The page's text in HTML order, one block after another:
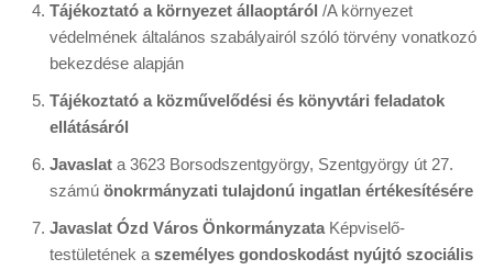
Tájékoztató a környezet állaoptáról /A környezet
védelmének általános szabályairól szóló törvény vonatkozó
bekezdése alapján
Tájékoztató a közművelődési és könyvtári feladatok
ellátásáról
Javaslat a 3623 Borsodszentgyörgy, Szentgyörgy út 27.
számú önokrmányzati tulajdonú ingatlan értékesítésére
Javaslat Ózd Város Önkormányzata Képviselő-
testületének a személyes gondoskodást nyújtó szociális